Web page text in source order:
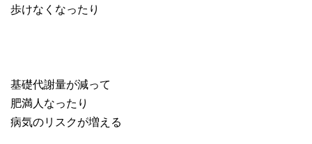
歩けなくなったり
基礎代謝量が減って
肥満人なったり
病気のリスクが増える